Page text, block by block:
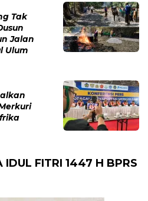
Tak
Jalan
Ulum
IDUL FITRI 1447 H BPRS